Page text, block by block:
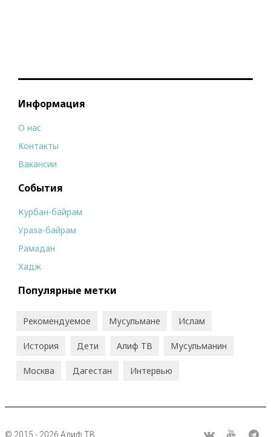
Информация
О нас
Контакты
Вакансии
События
Курбан-байрам
Ураза-байрам
Рамадан
Хадж
Популярные метки
Рекомендуемое Мусульмане Ислам
История Дети Алиф ТВ Мусульманин
Москва Дагестан Интервью
© 2015 - 2026 Алиф ТВ